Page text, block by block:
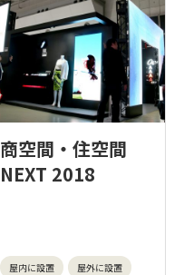
商空間・住空間
NEXT 2018
屋内に設置
屋外に設置